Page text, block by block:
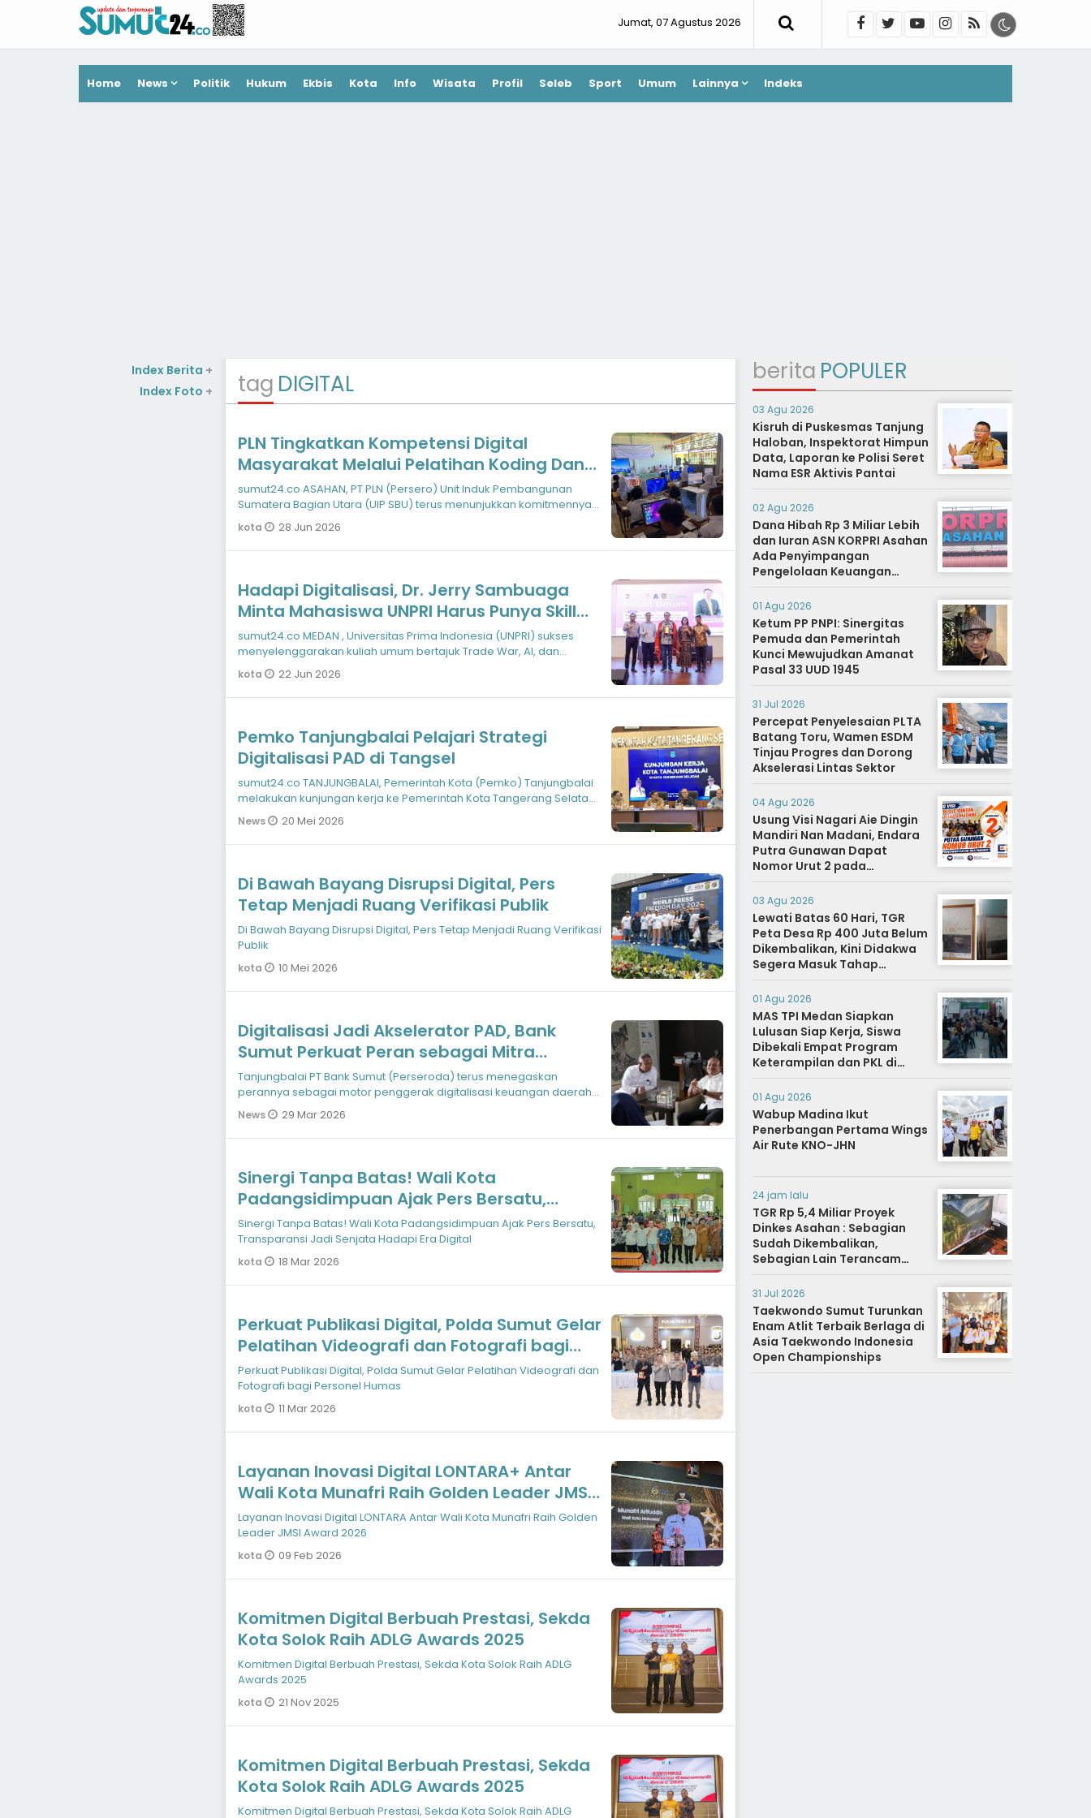
Jumat, 07 Agustus 2026
Home News Politik Hukum Ekbis Kota Info Wisata Profil Seleb Sport Umum Lainnya Indeks
tag DIGITAL
PLN Tingkatkan Kompetensi Digital
Masyarakat Melalui Pelatihan Koding Dan
Kecerdasan Artifisial di Asahan
sumut24.co ASAHAN, PT PLN (Persero) Unit Induk Pembangunan
Sumatera Bagian Utara (UIP SBU) terus menunjukkan komitmennya
dalam mendorong pe
kota 28 Jun 2026
Hadapi Digitalisasi, Dr. Jerry Sambuaga
Minta Mahasiswa UNPRI Harus Punya Skill
Yang Kompetitif
sumut24.co MEDAN , Universitas Prima Indonesia (UNPRI) sukses
menyelenggarakan kuliah umum bertajuk Trade War, AI, dan
Signifikansinya unt
kota 22 Jun 2026
Pemko Tanjungbalai Pelajari Strategi
Digitalisasi PAD di Tangsel
sumut24.co TANJUNGBALAI, Pemerintah Kota (Pemko) Tanjungbalai
melakukan kunjungan kerja ke Pemerintah Kota Tangerang Selatan
(Tangsel), Sel
News 20 Mei 2026
Di Bawah Bayang Disrupsi Digital, Pers
Tetap Menjadi Ruang Verifikasi Publik
Di Bawah Bayang Disrupsi Digital, Pers Tetap Menjadi Ruang Verifikasi
Publik
kota 10 Mei 2026
Digitalisasi Jadi Akselerator PAD, Bank
Sumut Perkuat Peran sebagai Mitra
Strategis Pemda di Sumut
Tanjungbalai PT Bank Sumut (Perseroda) terus menegaskan
perannya sebagai motor penggerak digitalisasi keuangan daerah
sekaligus mitra stra
News 29 Mar 2026
Sinergi Tanpa Batas! Wali Kota
Padangsidimpuan Ajak Pers Bersatu,
Transparansi Jadi Senjata Hadapi Era
Digital
Sinergi Tanpa Batas! Wali Kota Padangsidimpuan Ajak Pers Bersatu,
Transparansi Jadi Senjata Hadapi Era Digital
kota 18 Mar 2026
Perkuat Publikasi Digital, Polda Sumut Gelar
Pelatihan Videografi dan Fotografi bagi
Personel Humas
Perkuat Publikasi Digital, Polda Sumut Gelar Pelatihan Videografi dan
Fotografi bagi Personel Humas
kota 11 Mar 2026
Layanan Inovasi Digital LONTARA+ Antar
Wali Kota Munafri Raih Golden Leader JMSI
Award 2026
Layanan Inovasi Digital LONTARA Antar Wali Kota Munafri Raih Golden
Leader JMSI Award 2026
kota 09 Feb 2026
Komitmen Digital Berbuah Prestasi, Sekda
Kota Solok Raih ADLG Awards 2025
Komitmen Digital Berbuah Prestasi, Sekda Kota Solok Raih ADLG
Awards 2025
kota 21 Nov 2025
Komitmen Digital Berbuah Prestasi, Sekda
Kota Solok Raih ADLG Awards 2025
Komitmen Digital Berbuah Prestasi, Sekda Kota Solok Raih ADLG
Index Berita +
Index Foto +
berita POPULER
03 Agu 2026
Kisruh di Puskesmas Tanjung
Haloban, Inspektorat Himpun
Data, Laporan ke Polisi Seret
Nama ESR Aktivis Pantai
02 Agu 2026
Dana Hibah Rp 3 Miliar Lebih
dan Iuran ASN KORPRI Asahan
Ada Penyimpangan
Pengelolaan Keuangan
Dipertanyakan, Aparat
Diminta Segera Usut
01 Agu 2026
Ketum PP PNPI: Sinergitas
Pemuda dan Pemerintah
Kunci Mewujudkan Amanat
Pasal 33 UUD 1945
31 Jul 2026
Percepat Penyelesaian PLTA
Batang Toru, Wamen ESDM
Tinjau Progres dan Dorong
Akselerasi Lintas Sektor
04 Agu 2026
Usung Visi Nagari Aie Dingin
Mandiri Nan Madani, Endara
Putra Gunawan Dapat
Nomor Urut 2 pada
Penetapan Calon Wali
Nagari.
03 Agu 2026
Lewati Batas 60 Hari, TGR
Peta Desa Rp 400 Juta Belum
Dikembalikan, Kini Didakwa
Segera Masuk Tahap
Penyidikan
01 Agu 2026
MAS TPI Medan Siapkan
Lulusan Siap Kerja, Siswa
Dibekali Empat Program
Keterampilan dan PKL di
Dunia Industri
01 Agu 2026
Wabup Madina Ikut
Penerbangan Pertama Wings
Air Rute KNO-JHN
24 jam lalu
TGR Rp 5,4 Miliar Proyek
Dinkes Asahan : Sebagian
Sudah Dikembalikan,
Sebagian Lain Terancam
Sanksi Hukuman Berat
31 Jul 2026
Taekwondo Sumut Turunkan
Enam Atlit Terbaik Berlaga di
Asia Taekwondo Indonesia
Open Championships